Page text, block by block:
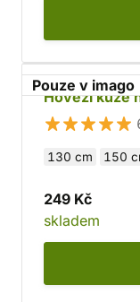
Pouze v imago
Hovězí kůže
130 cm 150
249 Kč
skladem